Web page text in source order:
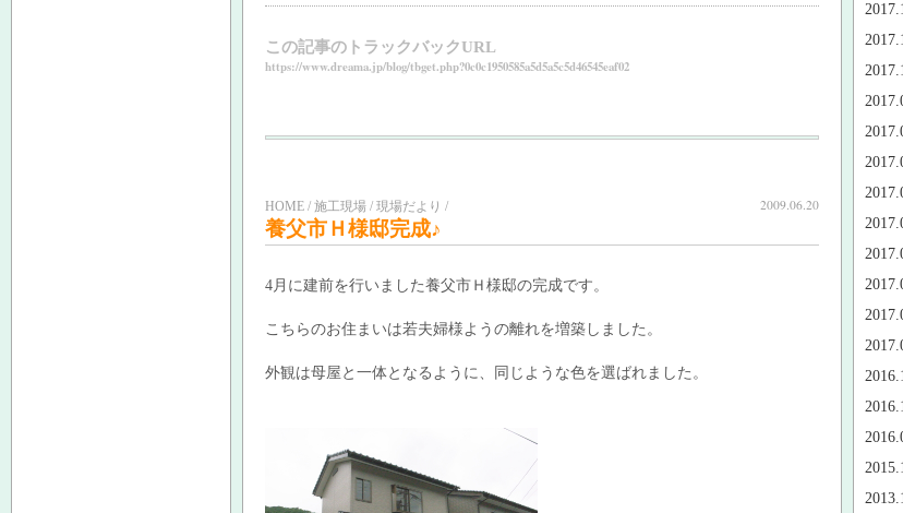
この記事のトラックバックURL
https://www.dreama.jp/blog/tbget.php?0c0c1950585a5d5a5c5d46545eaf02
2009.06.20
HOME / 施工現場 / 現場だより /
養父市Ｈ様邸完成♪
4月に建前を行いました養父市Ｈ様邸の完成です。
こちらのお住まいは若夫婦様ようの離れを増築しました。
外観は母屋と一体となるように、同じような色を選ばれました。